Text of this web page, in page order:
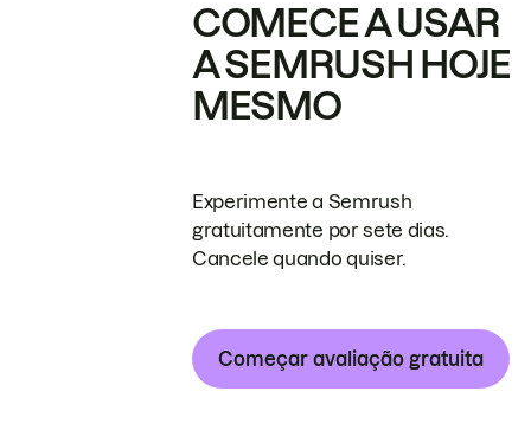
COMECE A USAR
A SEMRUSH HOJE
MESMO
Experimente a Semrush
gratuitamente por sete dias.
Cancele quando quiser.
Começar avaliação gratuita